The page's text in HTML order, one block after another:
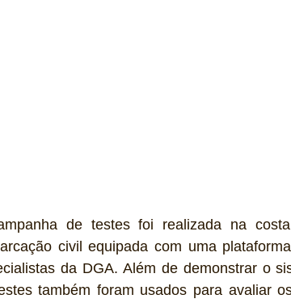
de testes foi realizada na
civil equipada com uma
da DGA. Além de demonstrar o
também foram usados ​​para avaliar